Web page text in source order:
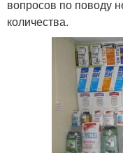
вопросов по поводу
количества.